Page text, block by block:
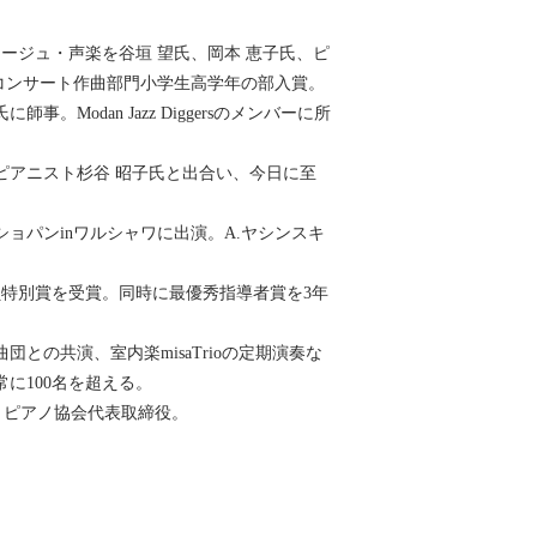
ジュ・声楽を谷垣 望氏、岡本 恵子氏、ピ
サート作曲部門小学生高学年の部入賞。
師事。Modan Jazz Diggersのメンバーに所
ニスト杉谷 昭子氏と出合い、今日に至
パンinワルシャワに出演。A.ヤシンスキ
別賞を受賞。同時に最優秀指導者賞を3年
との共演、室内楽misaTrioの定期演奏な
100名を超える。
アノ協会代表取締役。